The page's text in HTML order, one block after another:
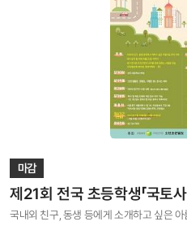
예정이오니 정확한 입력을 부탁드립니다. 7.
불가) ◦ 출품된 작품의 저작권은 출품자에게
수상작을 공모전의 취지, 목적을 달성하기 위
방법으로 이용하는 것을 허락함 ◦ 국토연구
수상작을 창작적으로 변형하는 등 2차적 저
초상권 등 수상작에 대한 모든 법적인 책임은
제외하며, 수상작 선정 후에도 수상 취소 및
발표된 적이 있는 작품은 출품할 수 없음 ◦ 컴
◦ 응모한 파일은 반환하지 않음 ◦ 잘못된 연
◦ 국토연구원 사진공모전 담당자 031-
마감
제21회 전국 초등학생「국토
국내외 친구, 동생 등에게 소개하고 싶은